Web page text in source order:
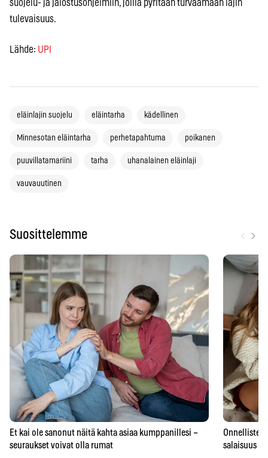
suojelu- ja jalostusohjelmiin, joilla pyritään turvaamaan lajin
tulevaisuus.
Lähde: UPI
eläinlajin suojelu eläintarha kädellinen
Minnesotan eläintarha perhetapahtuma poikanen
puuvillatamariini tarha uhanalainen eläinlaji
vauvauutinen
Suosittelemme ›
Et kai ole sanonut näitä kahta asiaa kumppanillesi –
seuraukset voivat olla rumat
Onnellisten
salaisuus –